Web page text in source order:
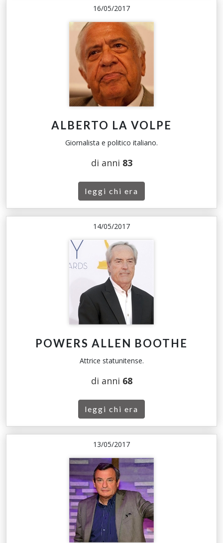
16/05/2017
ALBERTO LA VOLPE
Giornalista e politico italiano.
di anni 83
leggi chi era
14/05/2017
POWERS ALLEN BOOTHE
Attrice statunitense.
di anni 68
leggi chi era
13/05/2017